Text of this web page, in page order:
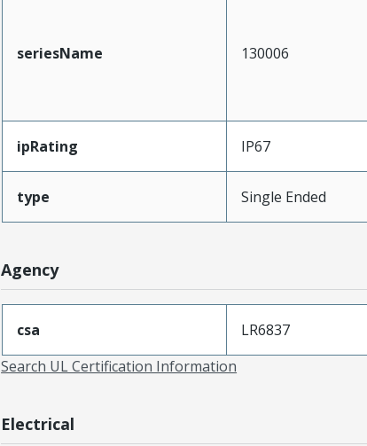
seriesName 130006
ipRating IP67
type Single Ended
Agency
csa LR6837
Search UL Certification Information
Electrical